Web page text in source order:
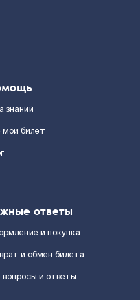
знаний
мой билет
ответы
и покупка
и обмен билета
вопросы и ответы